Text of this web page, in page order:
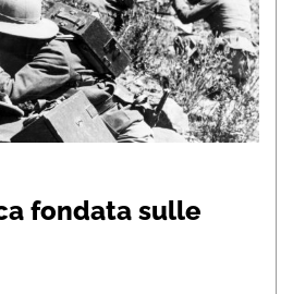
fondata sulle